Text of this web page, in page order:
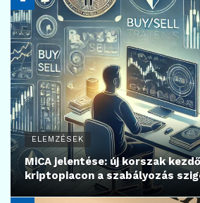
ELEMZÉSEK
MiCA jelentése: új korszak
kriptopiacon a szabályozás